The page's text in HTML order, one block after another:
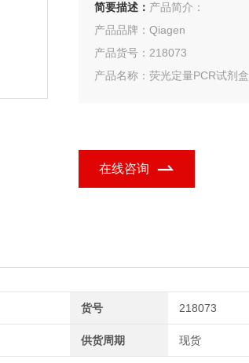
简要描述： 产品简介：
产品品牌：Qiagen
产品货号：218073
产品名称：荧光定量PCR试剂盒
在线咨询
货号 218073
供货周期 现货